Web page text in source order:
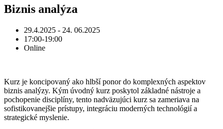
Biznis analýza
29.4.2025 - 24. 06.2025
17:00-19:00
Online
Kurz je koncipovaný ako hlbší ponor do komplexných aspektov
biznis analýzy. Kým úvodný kurz poskytol základné nástroje a
pochopenie disciplíny, tento nadväzujúci kurz sa zameriava na
sofistikovanejšie prístupy, integráciu moderných technológií a
strategické myslenie.